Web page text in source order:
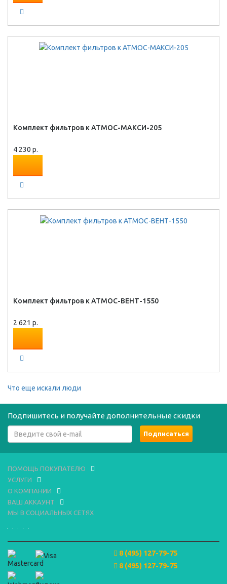
Комплект фильтров к АТМОС-МАКСИ-205
4 230 р.
Комплект фильтров к АТМОС-ВЕНТ-1550
2 621 р.
Что еще искали люди
Подпишитесь и получайте дополнительные скидки
ПОМОЩЬ ПОКУПАТЕЛЮ
УСЛУГИ
О КОМПАНИИ
ВАШ АККАУНТ
МЫ В СОЦИАЛЬНЫХ СЕТЯХ
8 (495) 127-79-75
8 (495) 127-79-75